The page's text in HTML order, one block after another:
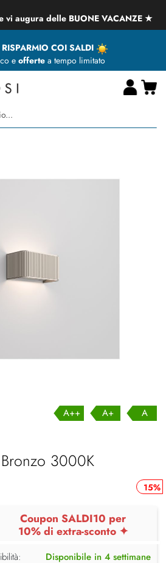
vi augura delle BUONE VACANZE ★
COI SALDI
e offertea tempo limitato
A++ A+ A
3000K
15%
Coupon SALDI10 per
10% di extra-sconto ✦
Disponibile in 4 settimane